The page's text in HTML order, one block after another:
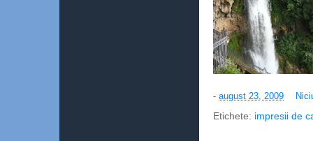
- august 23, 2009
Etichete: impresii de